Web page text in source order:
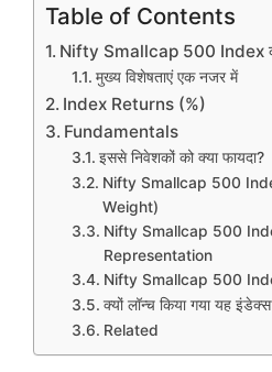
Table of Contents
Nifty Smallcap 500 Index
मुख्य विशेषताएं एक नजर में
Index Returns (%)
Fundamentals
इससे निवेशकों को क्या फायदा?
Nifty Smallcap 500
Weight)
Nifty Smallcap 500
Representation
Nifty Smallcap 500
क्यों लॉन्च किया गया यह
Related